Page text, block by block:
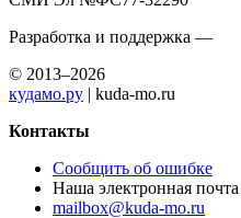
Разработка и поддержка —
© 2013–2026
кудамо.ру | kuda-mo.ru
Контакты
Сообщить об ошибке
Наша электронная почта
mailbox@kuda-mo.ru